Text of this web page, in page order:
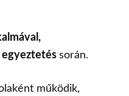
során.
működik,